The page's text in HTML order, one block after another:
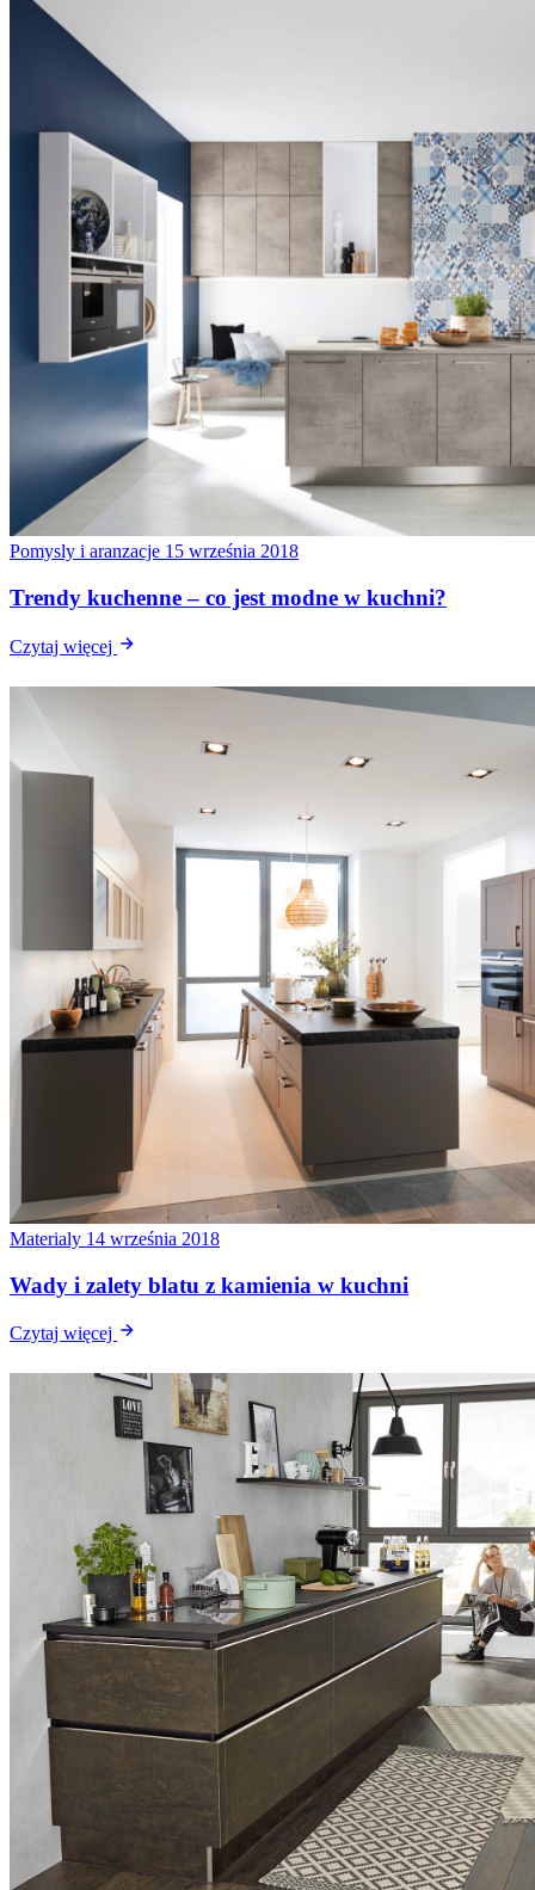
Pomysly i aranzacje 15 września 2018
Trendy kuchenne – co jest modne w kuchni?
Czytaj więcej
Materialy 14 września 2018
Wady i zalety blatu z kamienia w kuchni
Czytaj więcej